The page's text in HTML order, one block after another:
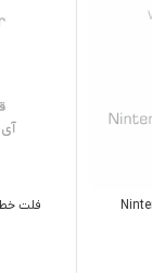
فلت